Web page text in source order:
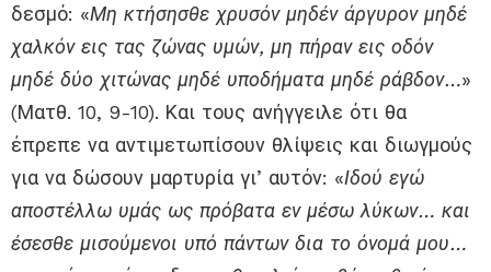
δεσμό: «Μη κτήσησθε χρυσόν μηδέν άργυρον μηδέ
χαλκόν εις τας ζώνας υμών, μη πήραν εις οδόν
μηδέ δύο χιτώνας μηδέ υποδήματα μηδέ ράβδον…»
(Ματθ. 10, 9-10). Και τους ανήγγειλε ότι θα
έπρεπε να αντιμετωπίσουν θλίψεις και διωγμούς
για να δώσουν μαρτυρία γι’ αυτόν: «Ιδού εγώ
αποστέλλω υμάς ως πρόβατα εν μέσω λύκων… και
έσεσθε μισούμενοι υπό πάντων δια το όνομά μου…